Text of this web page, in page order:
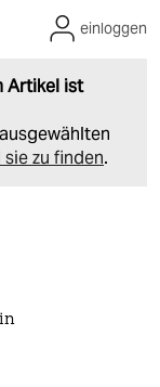
Artikel ist
zu finden.
einloggen